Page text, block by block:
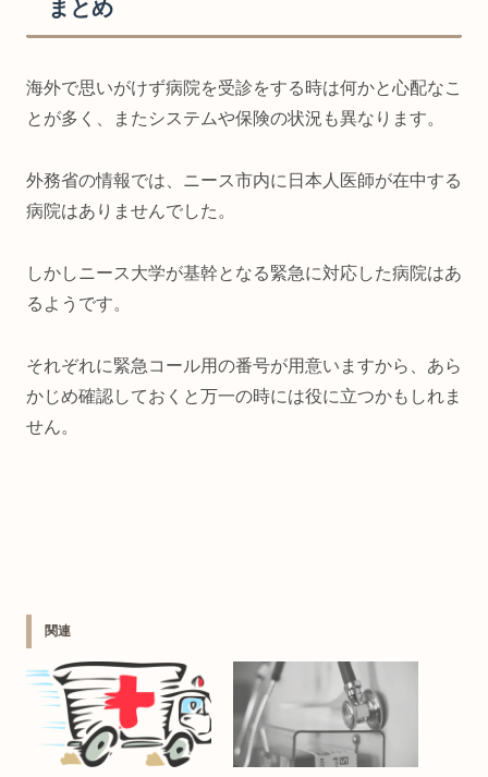
まとめ
海外で思いがけず病院を受診をする時は何かと心配なこ
とが多く、またシステムや保険の状況も異なります。
外務省の情報では、ニース市内に日本人医師が在中する
病院はありませんでした。
しかしニース大学が基幹となる緊急に対応した病院はあ
るようです。
それぞれに緊急コール用の番号が用意いますから、あら
かじめ確認しておくと万一の時には役に立つかもしれま
せん。
関連